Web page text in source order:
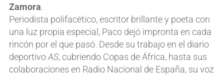
Zamora.
Periodista polifacético, escritor brillante y poeta con
una luz propia especial, Paco dejó impronta en cada
rincón por el que pasó. Desde su trabajo en el diario
deportivoAS, cubriendo Copas de África, hasta sus
colaboraciones en Radio Nacional de España, su voz